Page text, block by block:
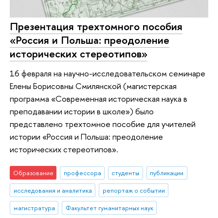
Презентация трехтомного пособия
«Россия и Польша: преодоление
исторических стереотипов»
16 февраля на научно-исследовательском семинаре
Елены Борисовны Смилянской (магистерская
программа «Современная историческая наука в
преподавании истории в школе») было
представлено трехтомное пособие для учителей
истории «Россия и Польша: преодоление
исторических стереотипов».
Образование профессора студенты
публикации
исследования и аналитика
репортаж о событии
магистратура
Факультет гуманитарных наук